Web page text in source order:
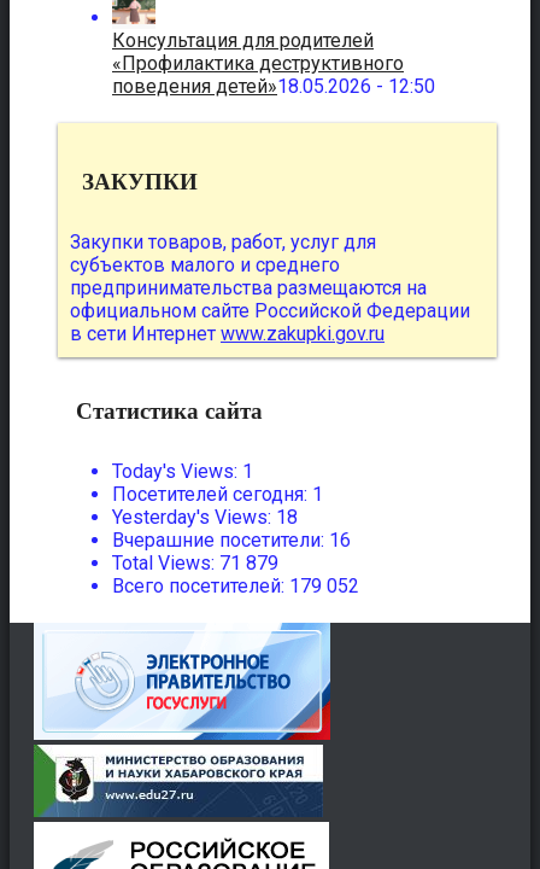
Консультация для родителей
«Профилактика деструктивного
поведения детей»18.05.2026 - 12:50
ЗАКУПКИ
Закупки товаров, работ, услуг для
субъектов малого и среднего
предпринимательства размещаются на
официальном сайте Российской Федерации
в сети Интернет www.zakupki.gov.ru
Статистика сайта
Today's Views: 1
Посетителей сегодня: 1
Yesterday's Views: 18
Вчерашние посетители: 16
Total Views: 71 879
Всего посетителей: 179 052